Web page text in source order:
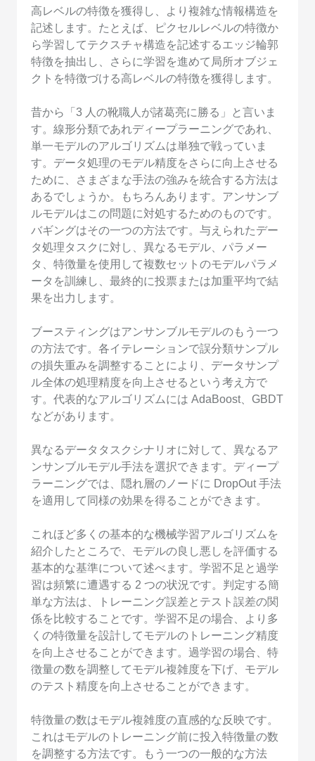
高レベルの特徴を獲得し、より複雑な情報構造を
記述します。たとえば、ピクセルレベルの特徴か
ら学習してテクスチャ構造を記述するエッジ輪郭
特徴を抽出し、さらに学習を進めて局所オブジェ
クトを特徴づける高レベルの特徴を獲得します。
昔から「3 人の靴職人が諸葛亮に勝る」と言いま
す。線形分類であれディープラーニングであれ、
単一モデルのアルゴリズムは単独で戦っていま
す。データ処理のモデル精度をさらに向上させる
ために、さまざまな手法の強みを統合する方法は
あるでしょうか。もちろんあります。アンサンブ
ルモデルはこの問題に対処するためのものです。
バギングはその一つの方法です。与えられたデー
タ処理タスクに対し、異なるモデル、パラメー
タ、特徴量を使用して複数セットのモデルパラメ
ータを訓練し、最終的に投票または加重平均で結
果を出力します。
ブースティングはアンサンブルモデルのもう一つ
の方法です。各イテレーションで誤分類サンプル
の損失重みを調整することにより、データサンプ
ル全体の処理精度を向上させるという考え方で
す。代表的なアルゴリズムには AdaBoost、GBDT
などがあります。
異なるデータタスクシナリオに対して、異なるア
ンサンブルモデル手法を選択できます。ディープ
ラーニングでは、隠れ層のノードに DropOut 手法
を適用して同様の効果を得ることができます。
これほど多くの基本的な機械学習アルゴリズムを
紹介したところで、モデルの良し悪しを評価する
基本的な基準について述べます。学習不足と過学
習は頻繁に遭遇する 2 つの状況です。判定する簡
単な方法は、トレーニング誤差とテスト誤差の関
係を比較することです。学習不足の場合、より多
くの特徴量を設計してモデルのトレーニング精度
を向上させることができます。過学習の場合、特
徴量の数を調整してモデル複雑度を下げ、モデル
のテスト精度を向上させることができます。
特徴量の数はモデル複雑度の直感的な反映です。
これはモデルのトレーニング前に投入特徴量の数
を調整する方法です。もう一つの一般的な方法